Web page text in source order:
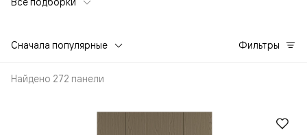
Сначала популярные Фильтры
Найдено 272 панели